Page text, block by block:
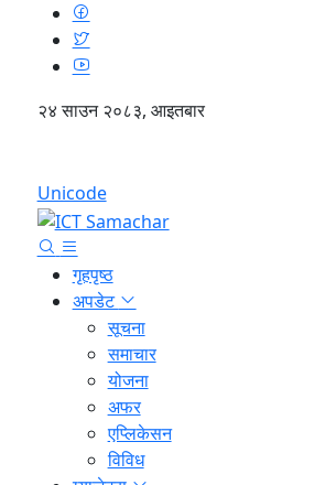
२४ साउन २०८३, आइतबार
Unicode
गृहपृष्ठ
अपडेट
सूचना
समाचार
योजना
अफर
एप्लिकेसन
विविध